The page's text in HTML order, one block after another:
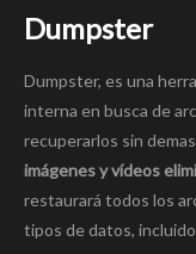
Dumpster
Dumpster, es una
interna en busca de
recuperarlos sin
imágenes y vídeos
restaurará todos los
tipos de datos,